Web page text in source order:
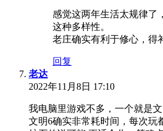
感觉这两年生活太规律了
这种多样性。
老庄确实有利于修心，得
回复
老达
2022年11月8日 17:10
我电脑里游戏不多，一个就是
文明6确实非常耗时间，每次玩